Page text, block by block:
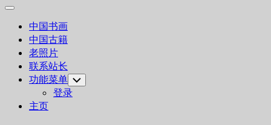
Expand
中国书画
中国古籍
老照片
联系站长
功能菜单 Toggle
Child
Menu
登录
主页